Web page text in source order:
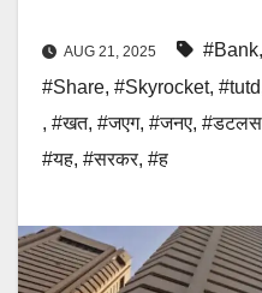
AUG 21, 2025 #Bank,
#Share, #Skyrocket, #tutd
, #खत, #जएग, #जनए, #डटलस
#यह, #सरकर, #ह